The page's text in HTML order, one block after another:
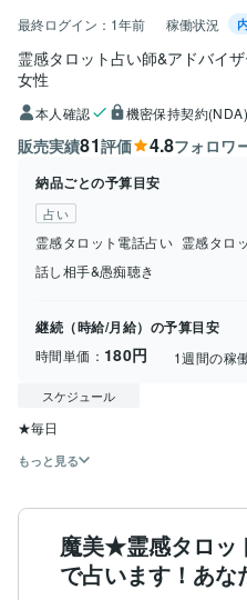
最終ログイン： 1年前 稼働状況
霊感タロット占い師&アドバイ
女性
本人確認 機密保持契約(NDA)
販売実績81評価 4.8フォロワ
納品ごとの予算目安
占い
霊感タロット電話占い 霊感タロ
話し相手&愚痴聴き
継続（時給/月給）の予算目安
時間単価： 180円 1週間の稼
スケジュール
もっと見る
魔美★霊感タロッ
で占います！あな